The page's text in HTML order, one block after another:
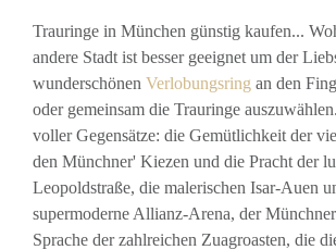
Trauringe in München günstig kaufen...
andere Stadt ist besser geeignet um der
wunderschönen Verlobungsring an den
oder gemeinsam die Trauringe
voller Gegensätze: die Gemütlichkeit der
den Münchner' Kiezen und die Pracht der
Leopoldstraße, die malerischen Isar-Auen
supermoderne Allianz-Arena, der
Sprache der zahlreichen Zuagroasten, die